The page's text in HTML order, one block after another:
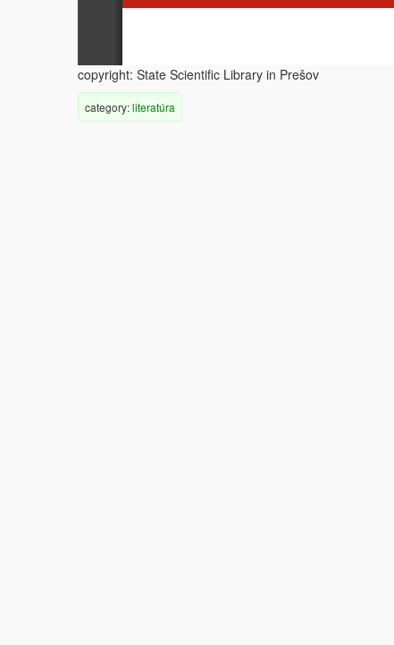
copyright: State Scientific Library in Prešov
category:literatúra